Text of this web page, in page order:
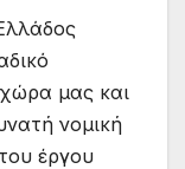
μας και
νομική
έργου